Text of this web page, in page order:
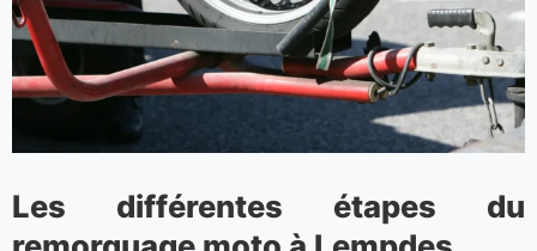
Les différentes étapes du